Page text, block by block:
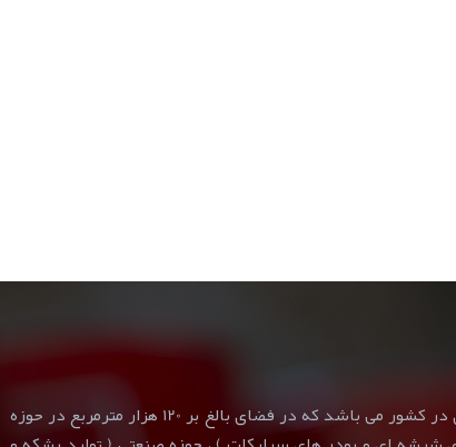
گروه صنعتی و شیمیایی ریف از بزرگترین مجموعه های تولیدی در کشور می باشد که در فضای بالغ بر 120 هزار مترمربع در حوزه